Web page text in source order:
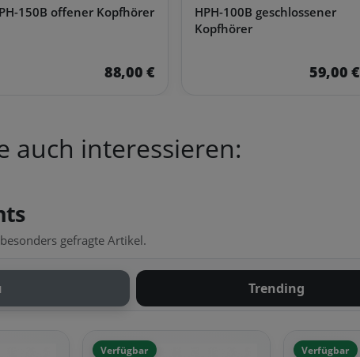
150B offener Kopfhörer
88,00 €
HPH-100B geschlossener
Kopfhörer
59,00 €
auch interessieren:
gefragte Artikel.
Trending
Verfügbar Verfügbar